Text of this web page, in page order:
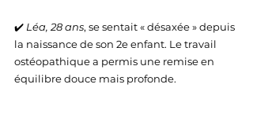
✔️ Léa, 28 ans, se sentait « désaxée » depuis
la naissance de son 2e enfant. Le travail
ostéopathique a permis une remise en
équilibre douce mais profonde.